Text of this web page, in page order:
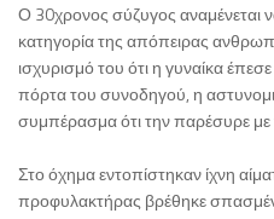
Ο 30χρονος σύζυγος αναμένεται
κατηγορία της απόπειρας
ισχυρισμό του ότι η γυναίκα
πόρτα του συνοδηγού, η
συμπέρασμα ότι την παρέσυρε με
Στο όχημα εντοπίστηκαν ίχνη
προφυλακτήρας βρέθηκε